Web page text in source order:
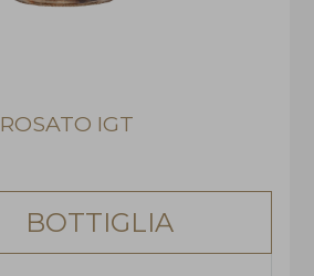
ROSATO IGT
BOTTIGLIA